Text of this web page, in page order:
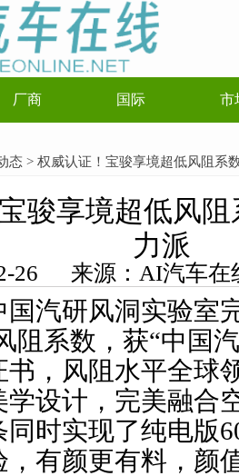
厂商 国际 市
态 > 权威认证！宝骏享境超低风阻系
骏享境超低风阻
力派
26 来源：AI汽车
国汽研风洞实验室
阻系数，获“中国
书，风阻水平全球
学设计，完美融合
时实现了纯电版
，有颜更有料，颜